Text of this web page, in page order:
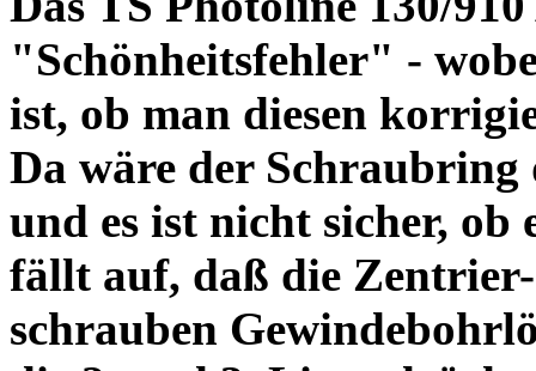
"Schönheitsfehler" -
ist, ob man diesen
Da wäre der
und es ist nicht sicher,
fällt auf, daß die Zentrier-
schrauben